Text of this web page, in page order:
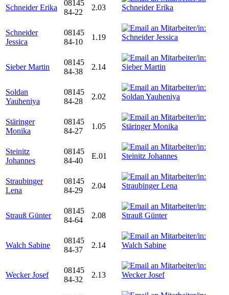
Schneider Erika
08145
84-22
2.03
Schneider
Jessica
08145
84-10
1.19
Sieber Martin
08145
84-38
2.14
Soldan
Yauheniya
08145
84-28
2.02
Stäringer
Monika
08145
84-27
1.05
Steinitz
Johannes
08145
84-40
E.01
Straubinger
Lena
08145
84-29
2.04
Strauß Günter
08145
84-64
2.08
Walch Sabine
08145
84-37
2.14
Wecker Josef
08145
84-32
2.13